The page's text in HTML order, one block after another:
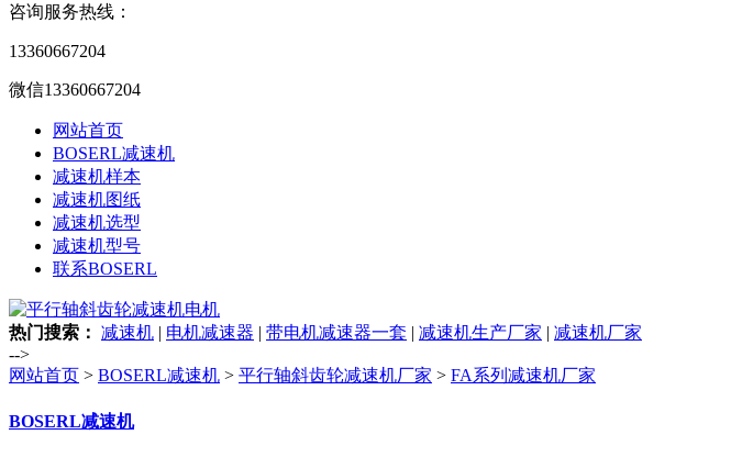
咨询服务热线：
13360667204
微信13360667204
网站首页
BOSERL减速机
减速机样本
减速机图纸
减速机选型
减速机型号
联系BOSERL
热门搜索： 减速机 | 电机减速器 | 带电机减速器一套 | 减速机生产厂家 | 减速机厂家
-->
网站首页 > BOSERL减速机 > 平行轴斜齿轮减速机厂家 > FA系列减速机厂家
BOSERL减速机